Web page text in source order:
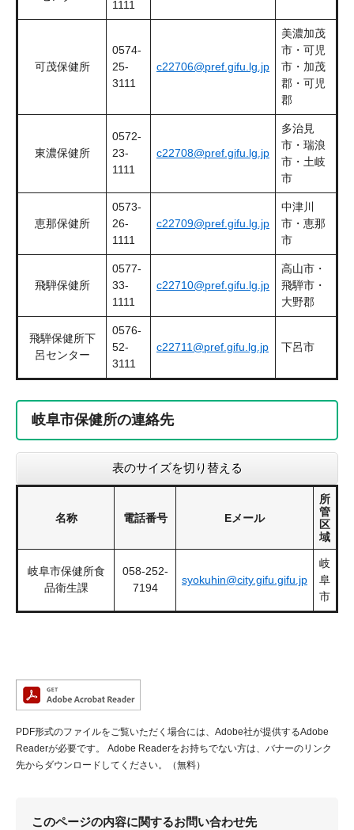
1111
可茂保健所
0574-
25-
3111
c22706@pref.gifu.lg.jp
美濃加茂
市・可児
市・加茂
郡・可児
郡
東濃保健所
0572-
23-
1111
c22708@pref.gifu.lg.jp
多治見
市・瑞浪
市・土岐
市
恵那保健所
0573-
26-
1111
c22709@pref.gifu.lg.jp
中津川
市・恵那
市
飛騨保健所
0577-
33-
1111
c22710@pref.gifu.lg.jp
高山市・
飛騨市・
大野郡
飛騨保健所下
呂センター
0576-
52-
3111
c22711@pref.gifu.lg.jp 下呂市
岐阜市保健所の連絡先
表のサイズを切り替える
名称 電話番号 Eメール
所
管
区
域
岐阜市保健所食
品衛生課
058-252-
7194
syokuhin@city.gifu.gifu.jp
岐
阜
市
PDF形式のファイルをご覧いただく場合には、Adobe社が提供するAdobe
Readerが必要です。
Adobe Readerをお持ちでない方は、バナーのリンク
先からダウンロードしてください。（無料）
このページの内容に関するお問い合わせ先